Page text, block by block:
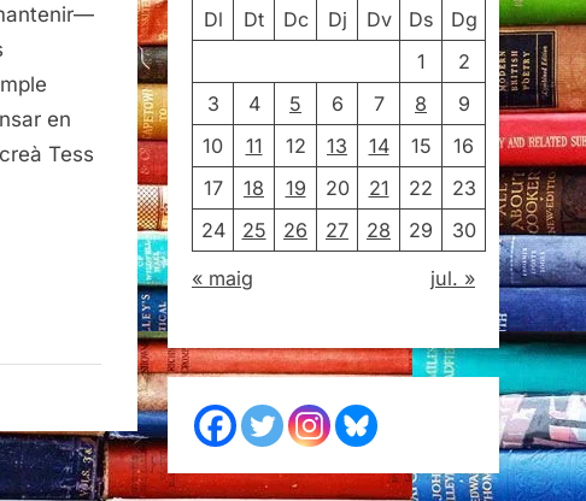
en
Tess
Dl Dt Dc Dj Dv Ds
Dg
1
2
3
4 5 6 7 8
9
10
11 12 13 14 15
16
17
18 19 20 21 22
23
24
25 26 27 28 29 30
« maig jul. »